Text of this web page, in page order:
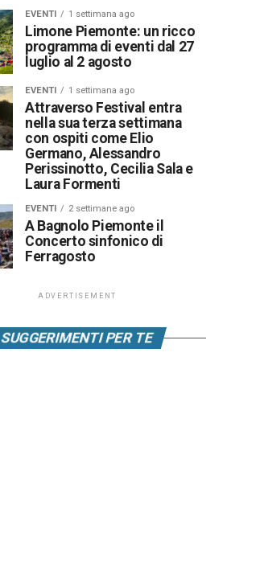
EVENTI 1 settimana ago
Limone Piemonte: un ricco
programma di eventi dal 27
luglio al 2 agosto
EVENTI 1 settimana ago
Attraverso Festival entra
nella sua terza settimana
con ospiti come Elio
Germano, Alessandro
Perissinotto, Cecilia Sala e
Laura Formenti
EVENTI 2 settimane ago
A Bagnolo Piemonte il
Concerto sinfonico di
Ferragosto
ADVERTISEMENT
SUGGERIMENTI PER TE